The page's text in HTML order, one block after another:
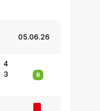
05.06.26
4
3
В